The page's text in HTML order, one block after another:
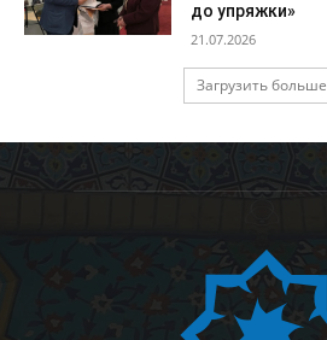
до упряжки»
21.07.2026
Загрузить больше